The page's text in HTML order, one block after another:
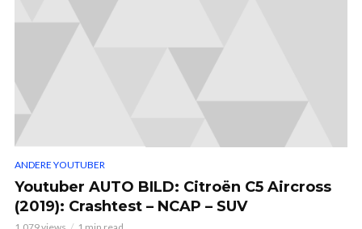
ANDERE YOUTUBER
Youtuber AUTO BILD: Citroën C5 Aircross
(2019): Crashtest – NCAP – SUV